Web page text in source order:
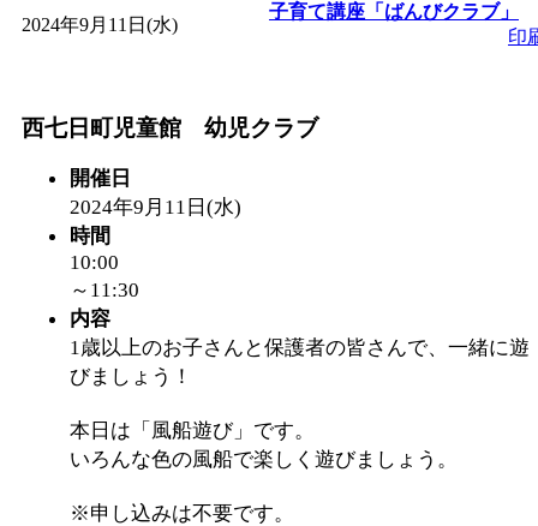
間：2026/08/10～2026/
「赤ちゃん交流広場
間：2026/08/10～
「みなづる号乗車体
de 健康づくり」
「堂島地区歴史ウオ
す」 受付期間：～
「みなづる号乗車体
2024年9月11日(水)
子育て講座「ばんびクラブ」
印
西七日町児童館 幼児クラブ
開催日
2024年9月11日(水)
時間
10:00
～11:30
内容
1歳以上のお子さんと保護者の皆さんで、一緒に遊
びましょう！
本日は「風船遊び」です。
いろんな色の風船で楽しく遊びましょう。
※申し込みは不要です。